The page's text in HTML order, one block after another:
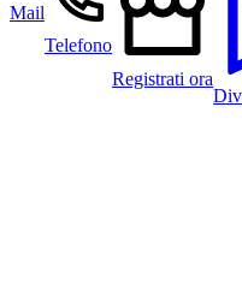
Mail
Telefono
Registrati ora